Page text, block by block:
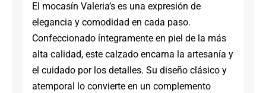
El mocasín Valeria’s es una expresión de
elegancia y comodidad en cada paso.
Confeccionado íntegramente en piel de la más
alta calidad, este calzado encarna la artesanía y
el cuidado por los detalles. Su diseño clásico y
atemporal lo convierte en un complemento